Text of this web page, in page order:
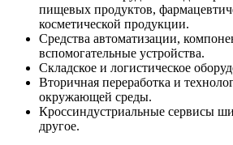
пищевых продуктов,
косметической продукции.
Средства автоматизации,
вспомогательные устройства.
Складское и логистическое
Вторичная переработка и
окружающей среды.
Кроссиндустриальные сервисы
другое.